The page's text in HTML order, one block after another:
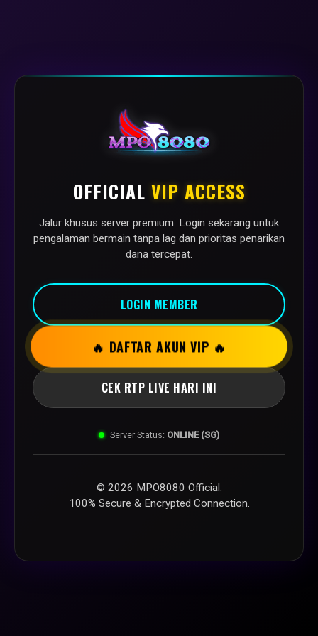
OFFICIAL VIP ACCESS
Jalur khusus server premium. Login sekarang untuk
pengalaman bermain tanpa lag dan prioritas penarikan
dana tercepat.
LOGIN MEMBER
🔥 DAFTAR AKUN VIP 🔥
CEK RTP LIVE HARI INI
Server Status: ONLINE (SG)
© 2026 MPO8080 Official.
100% Secure & Encrypted Connection.